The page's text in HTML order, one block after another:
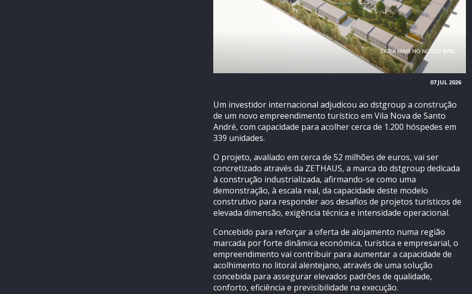
07 JUL 2026
Um investidor internacional adjudicou ao dstgroup a construção
de um novo empreendimento turístico em Vila Nova de Santo
André, com capacidade para acolher cerca de 1.200 hóspedes em
339 unidades.
O projeto, avaliado em cerca de 52 milhões de euros, vai ser
concretizado através da ZETHAUS, a marca do dstgroup dedicada
à construção industrializada, afirmando-se como uma
demonstração, à escala real, da capacidade deste modelo
construtivo para responder aos desafios de projetos turísticos de
elevada dimensão, exigência técnica e intensidade operacional.
Concebido para reforçar a oferta de alojamento numa região
marcada por forte dinâmica económica, turística e empresarial, o
empreendimento vai contribuir para aumentar a capacidade de
acolhimento no litoral alentejano, através de uma solução
concebida para assegurar elevados padrões de qualidade,
conforto, eficiência e previsibilidade na execução.